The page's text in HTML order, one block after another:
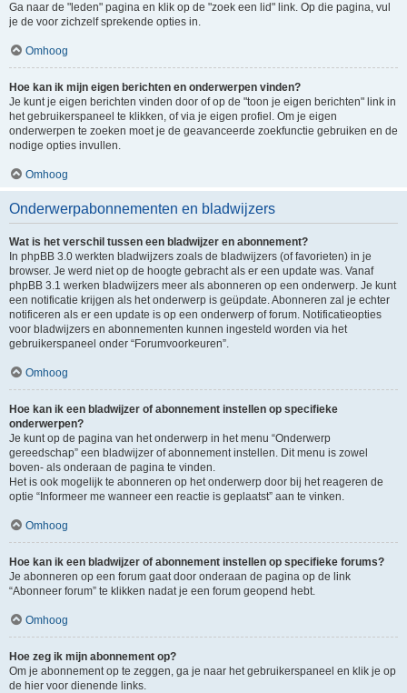
Ga naar de "leden" pagina en klik op de "zoek een lid" link. Op die pagina, vul
je de voor zichzelf sprekende opties in.
Omhoog
Hoe kan ik mijn eigen berichten en onderwerpen vinden?
Je kunt je eigen berichten vinden door of op de "toon je eigen berichten" link in
het gebruikerspaneel te klikken, of via je eigen profiel. Om je eigen
onderwerpen te zoeken moet je de geavanceerde zoekfunctie gebruiken en de
nodige opties invullen.
Omhoog
Onderwerpabonnementen en bladwijzers
Wat is het verschil tussen een bladwijzer en abonnement?
In phpBB 3.0 werkten bladwijzers zoals de bladwijzers (of favorieten) in je
browser. Je werd niet op de hoogte gebracht als er een update was. Vanaf
phpBB 3.1 werken bladwijzers meer als abonneren op een onderwerp. Je kunt
een notificatie krijgen als het onderwerp is geüpdate. Abonneren zal je echter
notificeren als er een update is op een onderwerp of forum. Notificatieopties
voor bladwijzers en abonnementen kunnen ingesteld worden via het
gebruikerspaneel onder “Forumvoorkeuren”.
Omhoog
Hoe kan ik een bladwijzer of abonnement instellen op specifieke
onderwerpen?
Je kunt op de pagina van het onderwerp in het menu “Onderwerp
gereedschap” een bladwijzer of abonnement instellen. Dit menu is zowel
boven- als onderaan de pagina te vinden.
Het is ook mogelijk te abonneren op het onderwerp door bij het reageren de
optie “Informeer me wanneer een reactie is geplaatst” aan te vinken.
Omhoog
Hoe kan ik een bladwijzer of abonnement instellen op specifieke forums?
Je abonneren op een forum gaat door onderaan de pagina op de link
“Abonneer forum” te klikken nadat je een forum geopend hebt.
Omhoog
Hoe zeg ik mijn abonnement op?
Om je abonnement op te zeggen, ga je naar het gebruikerspaneel en klik je op
de hier voor dienende links.